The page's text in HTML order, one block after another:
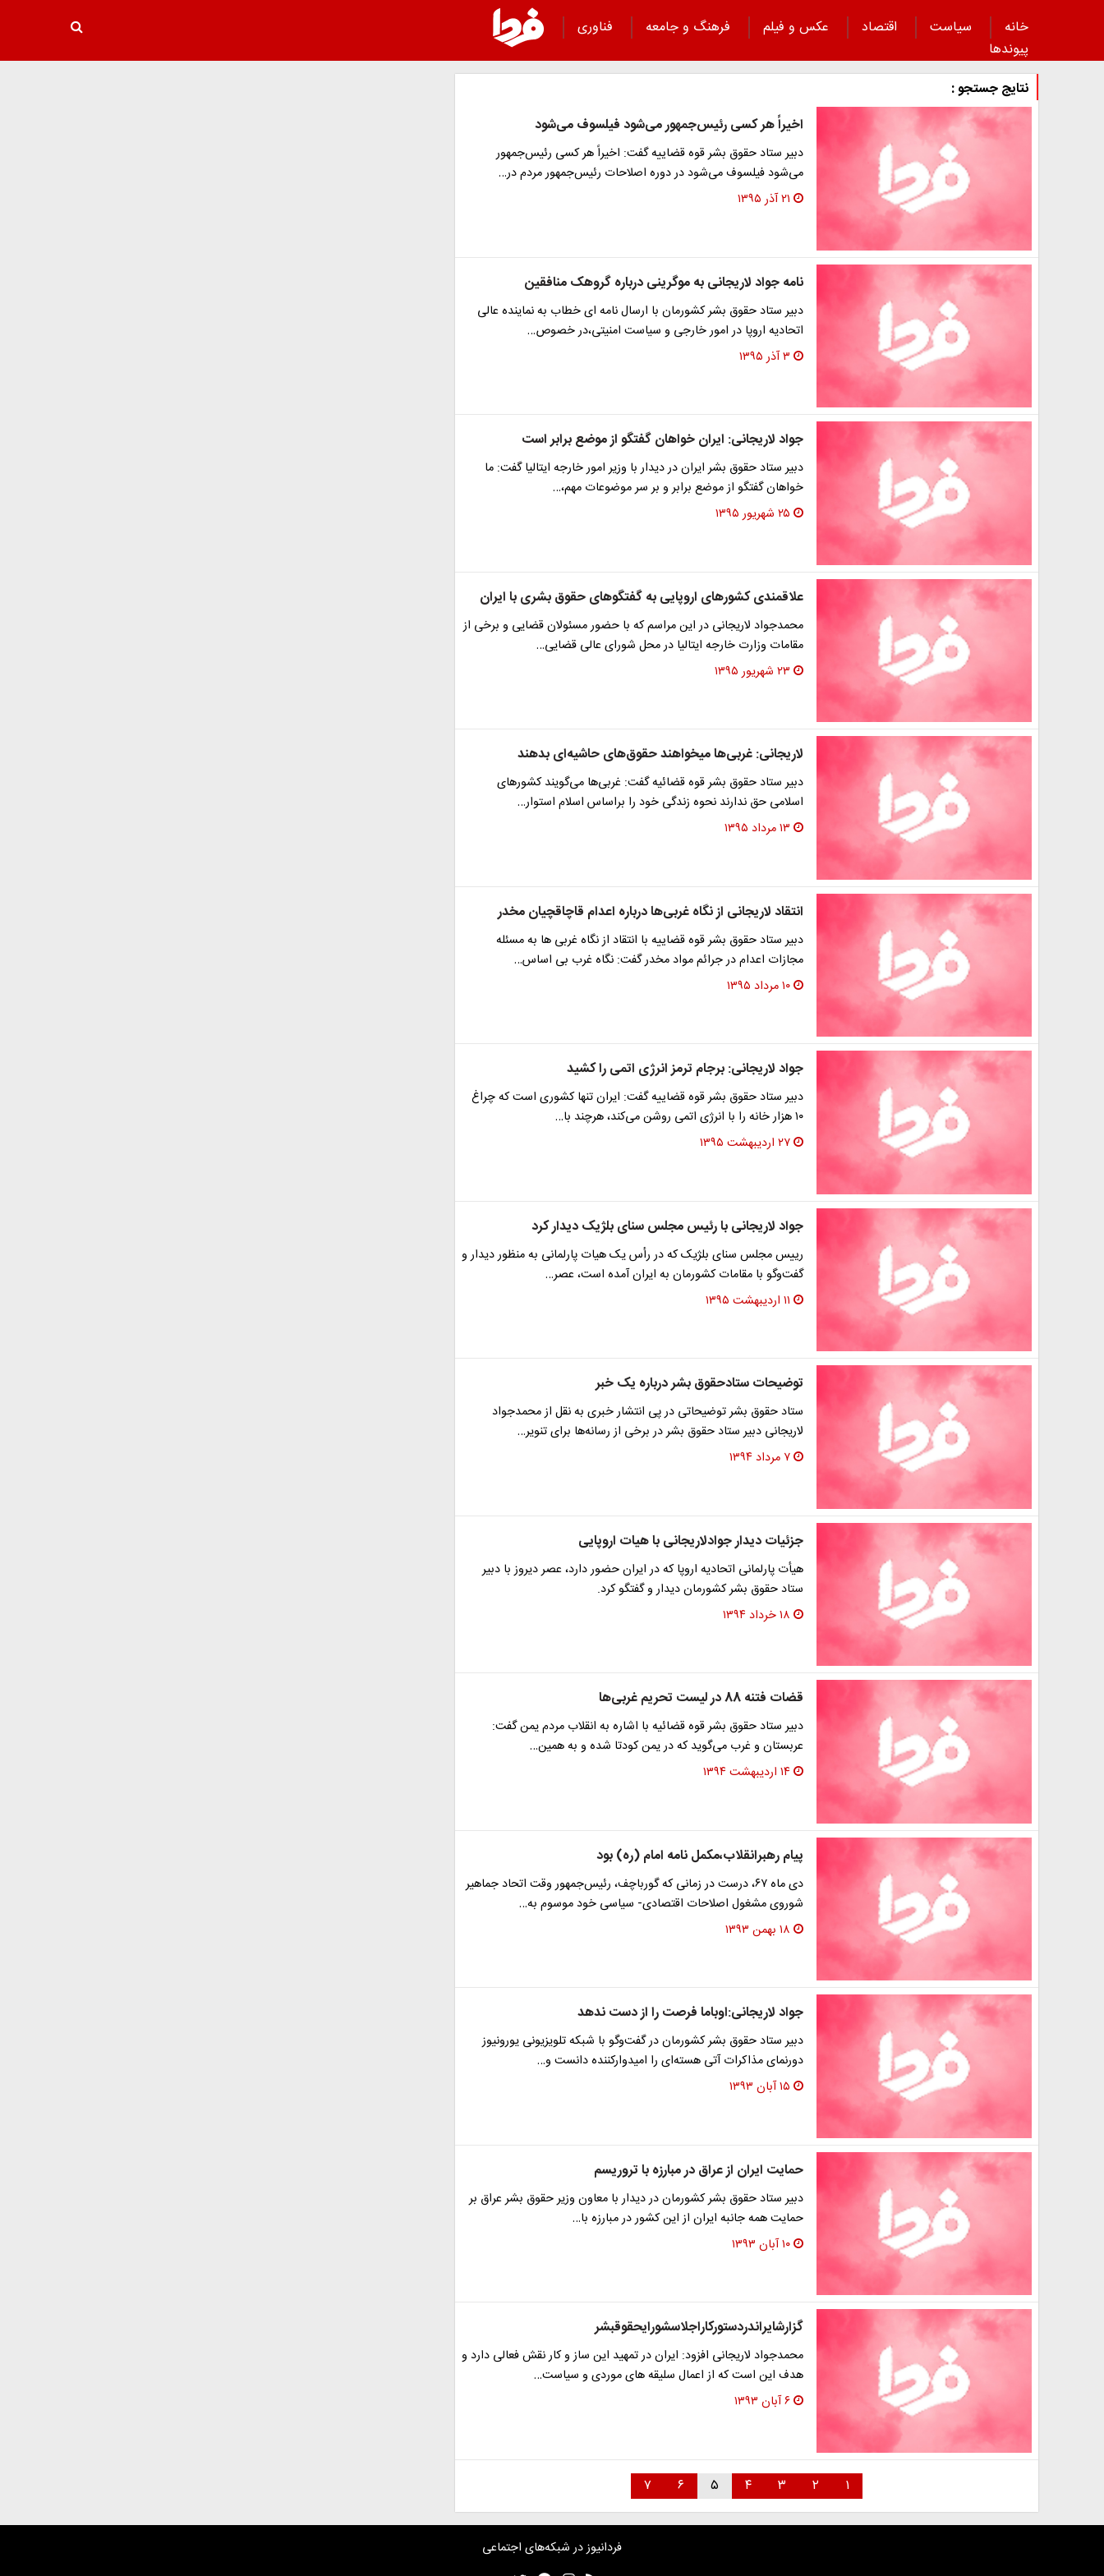
خانه سیاست اقتصاد عکس و فیلم فرهنگ و جامعه
فناوری
پیوند‌ها
نتایج جستجو :
اخیراً هر کسی رئیس‌جمهور می‌شود فیلسوف می‌شود
دبیر ستاد حقوق بشر قوه قضاییه گفت: اخیراً هر کسی رئیس‌جمهور
می‌شود فیلسوف می‌شود در دوره اصلاحات رئیس‌جمهور مردم در…
۲۱ آذر ۱۳۹۵
نامه‌ جواد لاریجانی به موگرینی درباره گروهک منافقین
دبیر ستاد حقوق بشر کشورمان با ارسال نامه ای خطاب به نماینده عالی
اتحادیه اروپا در امور خارجی و سیاست امنیتی،در خصوص…
۳ آذر ۱۳۹۵
جواد لاریجانی: ایران خواهان گفتگو از موضع برابر است
دبیر ستاد حقوق بشر ایران در دیدار با وزیر امور خارجه ایتالیا گفت: ما
خواهان گفتگو از موضع برابر و بر سر موضوعات مهم،…
۲۵ شهریور ۱۳۹۵
علاقمندی کشورهای اروپایی به گفتگوهای حقوق بشری با ایران
محمدجواد لاریجانی در این مراسم که با حضور مسئولان قضایی و برخی از
مقامات وزارت خارجه ایتالیا در محل شورای عالی قضایی…
۲۳ شهریور ۱۳۹۵
لاریجانی: غربی‌ها می‎خواهند حقوق‌های حاشیه‌ای بدهند
دبیر ستاد حقوق بشر قوه قضائیه گفت: غربی‌ها می‌گویند کشورهای
اسلامی حق ندارند نحوه زندگی خود را براساس اسلام استوار…
۱۳ مرداد ۱۳۹۵
انتقاد لاریجانی از نگاه غربی‌ها درباره اعدام قاچاقچیان مخدر
دبیر ستاد حقوق بشر قوه قضاییه با انتقاد از نگاه غربی ها به مسئله
مجازات اعدام در جرائم مواد مخدر گفت: نگاه غرب بی اساس…
۱۰ مرداد ۱۳۹۵
جواد لاریجانی: برجام ترمز انرژی اتمی را کشید
دبیر ستاد حقوق بشر قوه قضاییه گفت: ایران تنها کشوری است که چراغ
۱۰ هزار خانه را با انرژی اتمی روشن می‌کند، هرچند با…
۲۷ اردیبهشت ۱۳۹۵
جواد لاریجانی با رئیس مجلس سنای بلژیک دیدار کرد
رییس مجلس سنای بلژیک که در رأس یک هیات پارلمانی به منظور دیدار و
گفت‌وگو با مقامات کشورمان به ایران آمده است، عصر…
۱۱ اردیبهشت ۱۳۹۵
توضیحات ستادحقوق بشر درباره یک خبر
ستاد حقوق بشر توضیحاتی در پی انتشار خبری به نقل از محمدجواد
لاریجانی دبیر ستاد حقوق بشر در برخی از رسانه‌ها برای تنویر…
۷ مرداد ۱۳۹۴
جزئیات دیدار جوادلاریجانی با هیات اروپایی
هیأت پارلمانی اتحادیه اروپا که در ایران حضور دارد، عصر دیروز با دبیر
ستاد حقوق بشر کشورمان دیدار و گفتگو کرد.
۱۸ خرداد ۱۳۹۴
قضات فتنه 88 در لیست تحریم غربی‌ها
دبیر ستاد حقوق بشر قوه قضائیه با اشاره به انقلاب مردم یمن گفت:
عربستان و غرب می‌گوید که در یمن کودتا شده و به همین…
۱۴ اردیبهشت ۱۳۹۴
پیام رهبرانقلاب،مکمل نامه امام (ره) بود
دی ماه ۶۷، درست در زمانی که گورباچف، رئیس‌جمهور وقت اتحاد جماهیر
شوروی مشغول اصلاحات اقتصادی- سیاسی خود موسوم به…
۱۸ بهمن ۱۳۹۳
جواد لاریجانی:اوباما فرصت را از دست ندهد
دبیر ستاد حقوق بشر کشورمان در گفت‌وگو با شبکه تلویزیونی یورونیوز
دورنمای مذاکرات آتی هسته‌ای را امیدوارکننده دانست و…
۱۵ آبان ۱۳۹۳
حمایت ایران از عراق در مبارزه با تروریسم
دبیر ستاد حقوق بشر کشورمان در دیدار با معاون وزیر حقوق بشر عراق بر
حمایت همه جانبه ایران از این کشور در مبارزه با…
۱۰ آبان ۱۳۹۳
گزارش‎ایران‎دردستورکاراجلاس‎شورای‎حقوق‎بشر
محمدجواد لاریجانی افزود: ایران در تمهید این ساز و کار نقش فعالی دارد و
هدف این است که از اعمال سلیقه های موردی و سیاست…
۶ آبان ۱۳۹۳
۱ ۲ ۳ ۴ ۵ ۶ ۷
فردانیوز در شبکه‌های اجتماعی